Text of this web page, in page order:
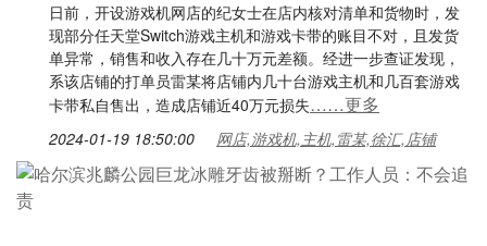
日前，开设游戏机网店的纪女士在店内核对清单和货物时，发
现部分任天堂Switch游戏主机和游戏卡带的账目不对，且发货
单异常，销售和收入存在几十万元差额。经进一步查证发现，
系该店铺的打单员雷某将店铺内几十台游戏主机和几百套游戏
卡带私自售出，造成店铺近40万元损失……更多
2024-01-19 18:50:00 网店,游戏机,主机,雷某,徐汇,店铺